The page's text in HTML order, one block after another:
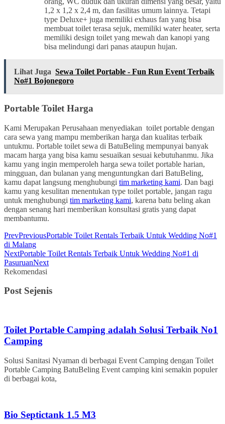
1,2 x 1,2 x 2,4 m, dan fasilitas umum lainnya. Tetapi
type Deluxe+ juga memiliki exhaus fan yang bisa
membuat toilet terasa sejuk, memiliki water heater, serta
memiliki design toilet yang mewah dan kanopi yang
bisa melindungi dari panas ataupun hujan.
Lihat Juga Sewa Toilet Portable - Fun Run Event Terbaik
No#1 Bojonegoro
Portable Toilet Harga
Kami Merupakan Perusahaan menyediakan toilet portable dengan
cara sewa yang mampu memberikan harga dan kualitas terbaik
untukmu. Portable toilet sewa di BatuBeling mempunyai banyak
macam harga yang bisa kamu sesuaikan sesuai kebutuhanmu. Jika
kamu yang ingin memperoleh harga sewa toilet portable harian,
mingguan, dan bulanan yang menguntungkan dari BatuBeling,
kamu dapat langsung menghubungi tim marketing kami. Dan bagi
kamu yang kesulitan menentukan type toilet portable, jangan ragu
untuk menghubungi tim marketing kami, karena batu beling akan
dengan senang hari memberikan konsultasi gratis yang dapat
membantumu.
PrevPreviousPortable Toilet Rentals Terbaik Untuk Wedding No#1
di Malang
NextPortable Toilet Rentals Terbaik Untuk Wedding No#1 di
PasuruanNext
Rekomendasi
Post Sejenis
Toilet Portable Camping adalah Solusi Terbaik No1
Camping
Solusi Sanitasi Nyaman di berbagai Event Camping dengan Toilet
Portable Camping BatuBeling Event camping kini semakin populer
di berbagai kota,
Bio Septictank 1.5 M3